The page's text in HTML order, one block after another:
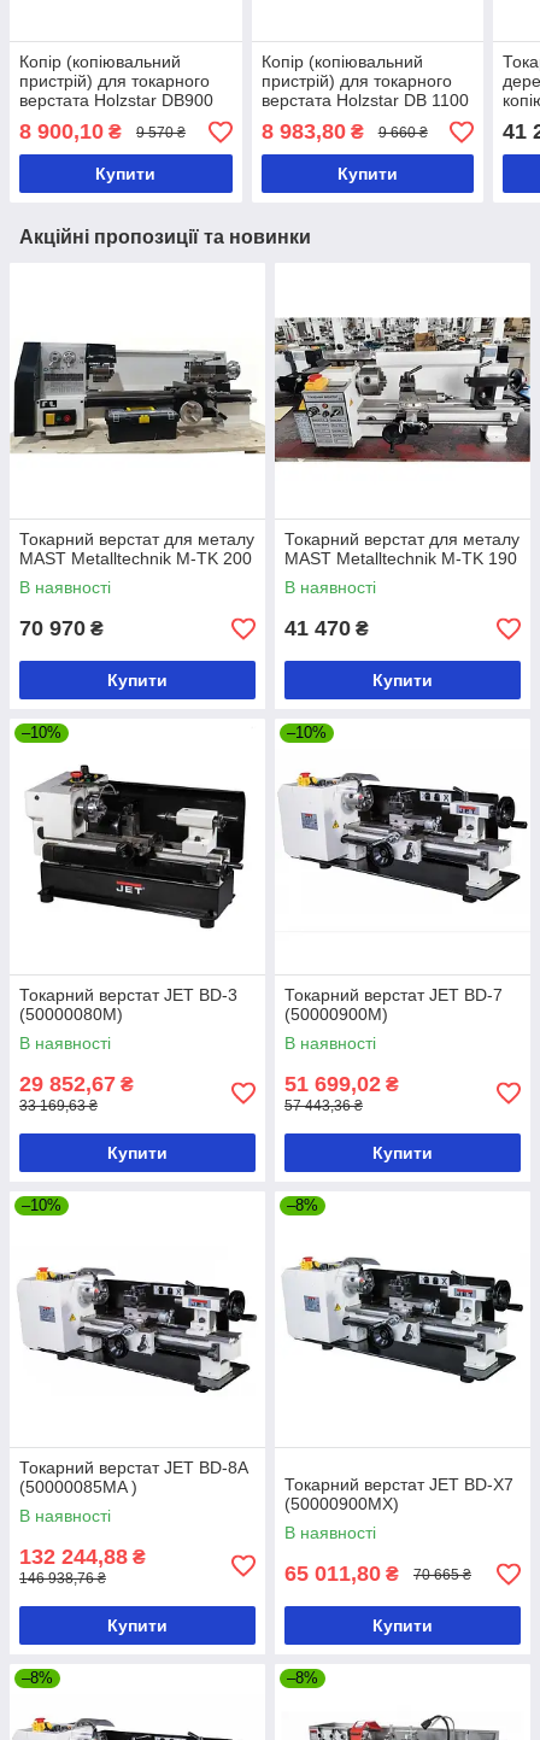
Копір (копіювальний
пристрій) для токарного
верстата Holzstar DB900
8 900,10 ₴ 9 570 ₴
Купити
Копір (копіювальний
пристрій) для токарного
верстата Holzstar DB 1100
8 983,80₴ 9 660 ₴
Купити
41
Акційні пропозиції та новинки
Токарний верстат для металу
MAST Metalltechnik M-TK 200
В наявності
70 970 ₴
Купити
Токарний верстат для металу
MAST Metalltechnik M-TK 190
В наявності
41 470 ₴
Купити
–10%
Токарний верстат JET BD-3
(50000080M)
В наявності
29 852,67 ₴
33 169,63 ₴
Купити
–10%
Токарний верстат JET BD-7
(50000900M)
В наявності
51 699,02 ₴
57 443,36 ₴
Купити
–10%
Токарний верстат JET BD-8A
(50000085MA )
В наявності
132 244,88 ₴
146 938,76 ₴
Купити
–8%
Токарний верстат JET BD-X7
(50000900MX)
В наявності
65 011,80 ₴ 70 665 ₴
Купити
–8% –8%